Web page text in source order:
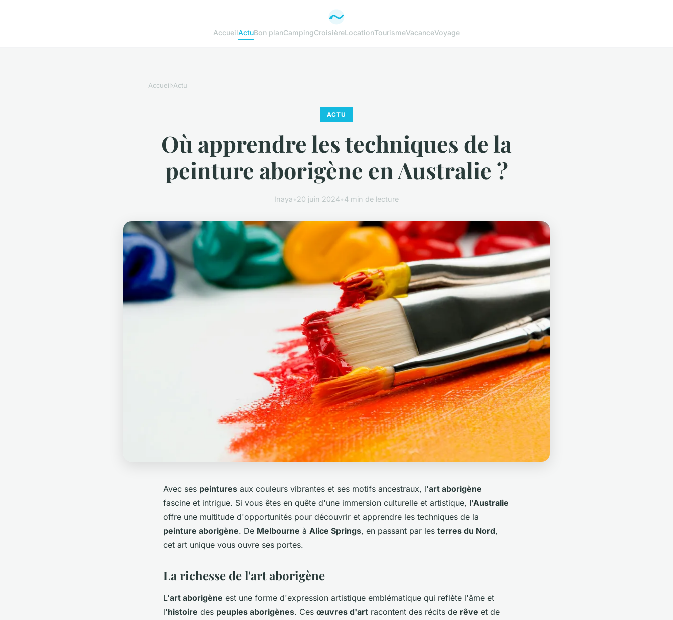
AccueilActuBon planCampingCroisièreLocationTourismeVacanceVoyage
Accueil›Actu
ACTU
Où apprendre les techniques de la
peinture aborigène en Australie ?
Inaya•20 juin 2024•4 min de lecture
Avec ses peintures aux couleurs vibrantes et ses motifs ancestraux, l'art aborigène
fascine et intrigue. Si vous êtes en quête d'une immersion culturelle et artistique, l'Australie
offre une multitude d'opportunités pour découvrir et apprendre les techniques de la
peinture aborigène. De Melbourne à Alice Springs, en passant par les terres du Nord,
cet art unique vous ouvre ses portes.
La richesse de l'art aborigène
L'art aborigène est une forme d'expression artistique emblématique qui reflète l'âme et
l'histoire des peuples aborigènes. Ces œuvres d'art racontent des récits de rêve et de